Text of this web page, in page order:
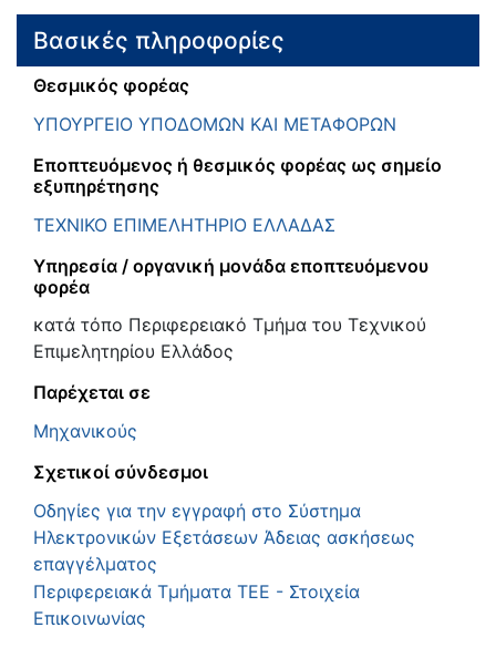
Βασικές πληροφορίες
Θεσμικός φορέας
ΥΠΟΥΡΓΕΙΟ ΥΠΟΔΟΜΩΝ ΚΑΙ ΜΕΤΑΦΟΡΩΝ
Εποπτευόμενος ή θεσμικός φορέας ως σημείο
εξυπηρέτησης
ΤΕΧΝΙΚΟ ΕΠΙΜΕΛΗΤΗΡΙΟ ΕΛΛΑΔΑΣ
Υπηρεσία / οργανική μονάδα εποπτευόμενου
φορέα
κατά τόπο Περιφερειακό Τμήμα του Τεχνικού
Επιμελητηρίου Ελλάδος
Παρέχεται σε
Μηχανικούς
Σχετικοί σύνδεσμοι
Οδηγίες για την εγγραφή στο Σύστημα
Ηλεκτρονικών Εξετάσεων Άδειας ασκήσεως
επαγγέλματος
Περιφερειακά Τμήματα ΤΕΕ - Στοιχεία
Επικοινωνίας